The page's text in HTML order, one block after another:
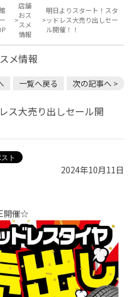
店舗
おス
スメ
情報
明日よりスタート！スタ
ッドレス大売り出しセー
ル開催！！
メ情報
一覧へ戻る 次の記事へ >
ス大売り出しセール開
2024年10月11日
開催☆